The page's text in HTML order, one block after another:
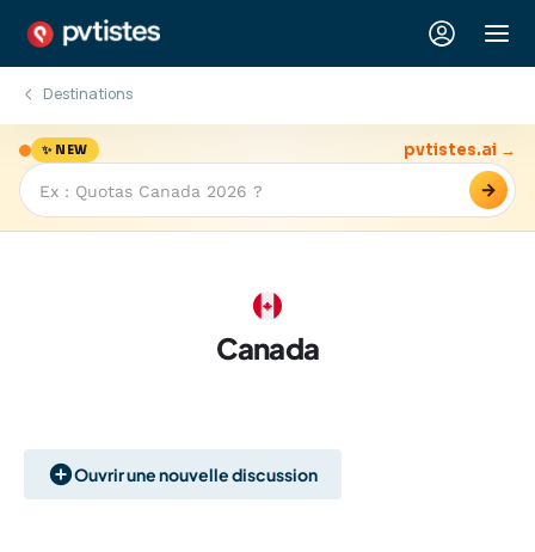
Destinations
✨ NEW
→
pvtistes.ai →
Canada
Ouvrir une nouvelle discussion